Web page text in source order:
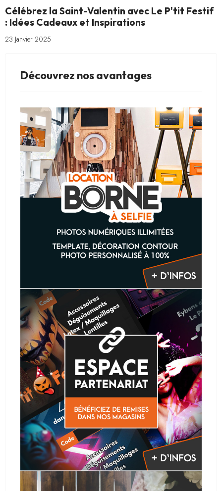
Célébrez la Saint-Valentin avec Le P'tit Festif
: Idées Cadeaux et Inspirations
23 Janvier 2025
Découvrez nos avantages